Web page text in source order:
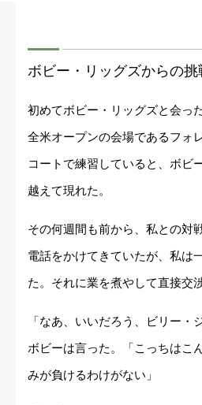
ボビー・リッグズからの挑
初めてボビー・リッグズと会っ
全米オープンの会場であるフォ
コートで練習していると、ボビ
越えて現れた。
その何週間も前から、私との対
電話をかけてきていたが、私は
た。それに業を煮やして直接交
「なあ、いいだろう、ビリー・
ボビーは言った。「こっちはこ
みが負けるわけがない」